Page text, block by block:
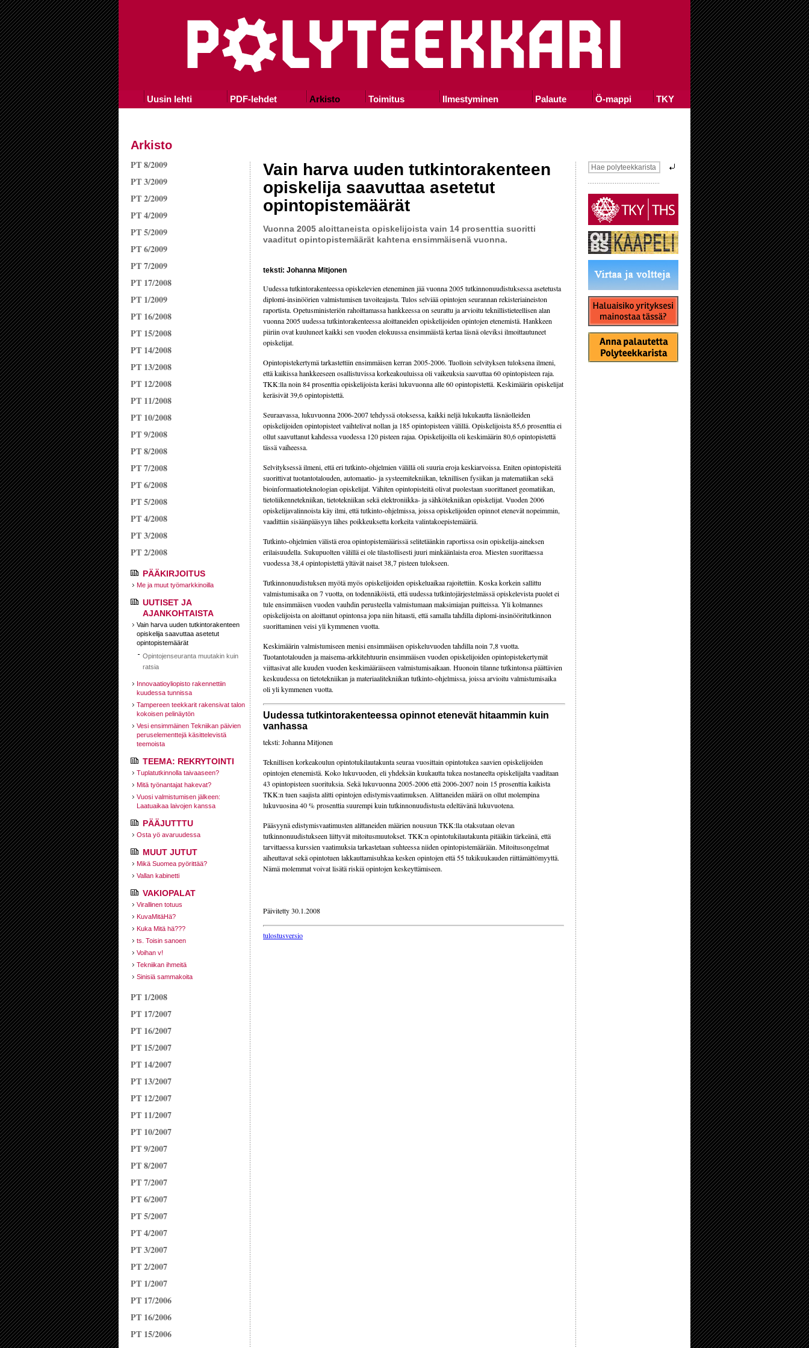
Uusin lehti PDF-lehdet Arkisto Toimitus Ilmestyminen Palaute Ö-mappi TKY
Arkisto
PT 8/2009
PT 3/2009
PT 2/2009
PT 4/2009
PT 5/2009
PT 6/2009
PT 7/2009
PT 17/2008
PT 1/2009
PT 16/2008
PT 15/2008
PT 14/2008
PT 13/2008
PT 12/2008
PT 11/2008
PT 10/2008
PT 9/2008
PT 8/2008
PT 7/2008
PT 6/2008
PT 5/2008
PT 4/2008
PT 3/2008
PT 2/2008
PÄÄKIRJOITUS
Me ja muut työmarkkinoilla
UUTISET JA
AJANKOHTAISTA
Vain harva uuden tutkintorakenteen
opiskelija saavuttaa asetetut
opintopistemäärät
Opintojenseuranta muutakin kuin
ratsia
Innovaatioyliopisto rakennettiin
kuudessa tunnissa
Tampereen teekkarit rakensivat talon
kokoisen pelinäytön
Vesi ensimmäinen Tekniikan päivien
peruselementtejä käsittelevistä
teemoista
TEEMA: REKRYTOINTI
Tuplatutkinnolla taivaaseen?
Mitä työnantajat hakevat?
Vuosi valmistumisen jälkeen:
Laatuaikaa laivojen kanssa
PÄÄJUTTTU
Osta yö avaruudessa
MUUT JUTUT
Mikä Suomea pyörittää?
Vallan kabinetti
VAKIOPALAT
Virallinen totuus
KuvaMitäHä?
Kuka Mitä hä???
ts. Toisin sanoen
Voihan v!
Tekniikan ihmeitä
Sinisiä sammakoita
PT 1/2008
PT 17/2007
PT 16/2007
PT 15/2007
PT 14/2007
PT 13/2007
PT 12/2007
PT 11/2007
PT 10/2007
PT 9/2007
PT 8/2007
PT 7/2007
PT 6/2007
PT 5/2007
PT 4/2007
PT 3/2007
PT 2/2007
PT 1/2007
PT 17/2006
PT 16/2006
PT 15/2006
Vain harva uuden tutkintorakenteen
opiskelija saavuttaa asetetut
opintopistemäärät
Vuonna 2005 aloittaneista opiskelijoista vain 14 prosenttia suoritti
vaaditut opintopistemäärät kahtena ensimmäisenä vuonna.
teksti: Johanna Mitjonen
Uudessa tutkintorakenteessa opiskelevien eteneminen jää vuonna 2005 tutkinnonuudistuksessa asetetusta
diplomi-insinöörien valmistumisen tavoiteajasta. Tulos selviää opintojen seurannan rekisteriaineiston
raportista. Opetusministeriön rahoittamassa hankkeessa on seurattu ja arvioitu teknillistieteellisen alan
vuonna 2005 uudessa tutkintorakenteessa aloittaneiden opiskelijoiden opintojen etenemistä. Hankkeen
piiriin ovat kuuluneet kaikki sen vuoden elokuussa ensimmäistä kertaa läsnä oleviksi ilmoittautuneet
opiskelijat.
Opintopistekertymä tarkastettiin ensimmäisen kerran 2005-2006. Tuolloin selvityksen tuloksena ilmeni,
että kaikissa hankkeeseen osallistuvissa korkeakouluissa oli vaikeuksia saavuttaa 60 opintopisteen raja.
TKK:lla noin 84 prosenttia opiskelijoista keräsi lukuvuonna alle 60 opintopistettä. Keskimäärin opiskelijat
keräsivät 39,6 opintopistettä.
Seuraavassa, lukuvuonna 2006-2007 tehdyssä otoksessa, kaikki neljä lukukautta läsnäolleiden
opiskelijoiden opintopisteet vaihtelivat nollan ja 185 opintopisteen välillä. Opiskelijoista 85,6 prosenttia ei
ollut saavuttanut kahdessa vuodessa 120 pisteen rajaa. Opiskelijoilla oli keskimäärin 80,6 opintopistettä
tässä vaiheessa.
Selvityksessä ilmeni, että eri tutkinto-ohjelmien välillä oli suuria eroja keskiarvoissa. Eniten opintopisteitä
suorittivat tuotantotalouden, automaatio- ja systeemitekniikan, teknillisen fysiikan ja matematiikan sekä
bioinformaatioteknologian opiskelijat. Vähiten opintopisteitä olivat puolestaan suorittaneet geomatiikan,
tietoliikennetekniikan, tietotekniikan sekä elektroniikka- ja sähkötekniikan opiskelijat. Vuoden 2006
opiskelijavalinnoista käy ilmi, että tutkinto-ohjelmissa, joissa opiskelijoiden opinnot etenevät nopeimmin,
vaadittiin sisäänpääsyyn lähes poikkeuksetta korkeita valintakoepistemääriä.
Tutkinto-ohjelmien välistä eroa opintopistemäärissä selitetäänkin raportissa osin opiskelija-aineksen
erilaisuudella. Sukupuolten välillä ei ole tilastollisesti juuri minkäänlaista eroa. Miesten suorittaessa
vuodessa 38,4 opintopistettä yltävät naiset 38,7 pisteen tulokseen.
Tutkinnonuudistuksen myötä myös opiskelijoiden opiskeluaikaa rajoitettiin. Koska korkein sallittu
valmistumisaika on 7 vuotta, on todennäköistä, että uudessa tutkintojärjestelmässä opiskelevista puolet ei
tule ensimmäisen vuoden vauhdin perusteella valmistumaan maksimiajan puitteissa. Yli kolmannes
opiskelijoista on aloittanut opintonsa jopa niin hitaasti, että samalla tahdilla diplomi-insinööritutkinnon
suorittaminen veisi yli kymmenen vuotta.
Keskimäärin valmistumiseen menisi ensimmäisen opiskeluvuoden tahdilla noin 7,8 vuotta.
Tuotantotalouden ja maisema-arkkitehtuurin ensimmäisen vuoden opiskelijoiden opintopistekertymät
viittasivat alle kuuden vuoden keskimääräiseen valmistumisaikaan. Huonoin tilanne tutkintonsa päättävien
keskuudessa on tietotekniikan ja materiaalitekniikan tutkinto-ohjelmissa, joissa arvioitu valmistumisaika
oli yli kymmenen vuotta.
Uudessa tutkinto­rakenteessa opinnot etenevät hitaammin kuin
vanhassa
teksti: Johanna Mitjonen
Teknillisen korkeakoulun opintotukilautakunta seuraa vuosittain opintotukea saavien opiskelijoiden
opintojen etenemistä. Koko lukuvuoden, eli yhdeksän kuukautta tukea nostaneelta opiskelijalta vaaditaan
43 opintopisteen suorituksia. Sekä lukuvuonna 2005-2006 että 2006-2007 noin 15 prosenttia kaikista
TKK:n tuen saajista alitti opintojen edistymisvaatimuksen. Alittaneiden määrä on ollut molempina
lukuvuosina 40 % prosenttia suurempi kuin tutkinnonuudistusta edeltävänä lukuvuotena.
Pääsyynä edistymisvaatimusten alittaneiden määrien nousuun TKK:lla otaksutaan olevan
tutkinnonuudistukseen liittyvät mitoitusmuutokset. TKK:n opintotukilautakunta pitääkin tärkeänä, että
tarvittaessa kurssien vaatimuksia tarkastetaan suhteessa niiden opintopistemäärään. Mitoitusongelmat
aiheuttavat sekä opintotuen lakkauttamisuhkaa kesken opintojen että 55 tukikuukauden riittämättömyyttä.
Nämä molemmat voivat lisätä riskiä opintojen keskeyttämiseen.
Päivitetty 30.1.2008
tulostusversio